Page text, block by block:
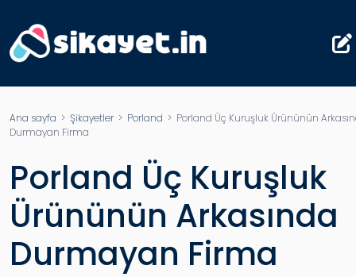
Ana sayfa > Şikayetler> Porland > Porland Üç Kuruşluk Ürününün
Durmayan Firma
Porland Üç Kuruşluk
Ürününün Arkasında
Durmayan Firma